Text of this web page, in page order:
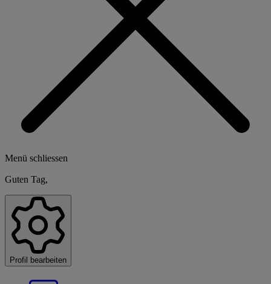
Menü schliessen
Guten Tag,
Profil bearbeiten